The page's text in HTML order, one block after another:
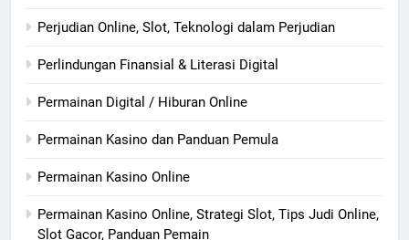
Perjudian Online, Slot, Teknologi dalam Perjudian
Perlindungan Finansial & Literasi Digital
Permainan Digital / Hiburan Online
Permainan Kasino dan Panduan Pemula
Permainan Kasino Online
Permainan Kasino Online, Strategi Slot, Tips Judi Online,
Slot Gacor, Panduan Pemain